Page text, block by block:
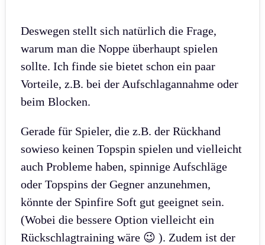
Deswegen stellt sich natürlich die Frage,
warum man die Noppe überhaupt spielen
sollte. Ich finde sie bietet schon ein paar
Vorteile, z.B. bei der Aufschlagannahme oder
beim Blocken.
Gerade für Spieler, die z.B. der Rückhand
sowieso keinen Topspin spielen und vielleicht
auch Probleme haben, spinnige Aufschläge
oder Topspins der Gegner anzunehmen,
könnte der Spinfire Soft gut geeignet sein.
(Wobei die bessere Option vielleicht ein
Rückschlagtraining wäre 😉 ). Zudem ist der